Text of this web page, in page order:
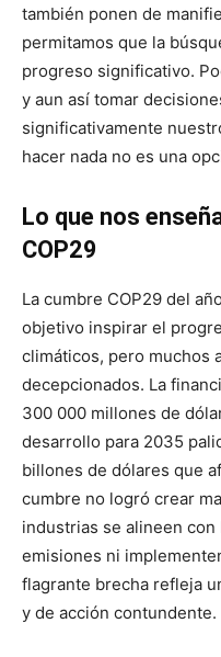
también ponen de
permitamos que la
progreso significativo.
y aun así tomar
significativamente
hacer nada no es una
Lo que nos
COP29
La cumbre COP29 del
objetivo inspirar el
climáticos, pero muchos
decepcionados. La
300 000 millones de
desarrollo para 2035
billones de dólares que
cumbre no logró crear
industrias se alineen
emisiones ni
flagrante brecha refleja
y de acción contundente.